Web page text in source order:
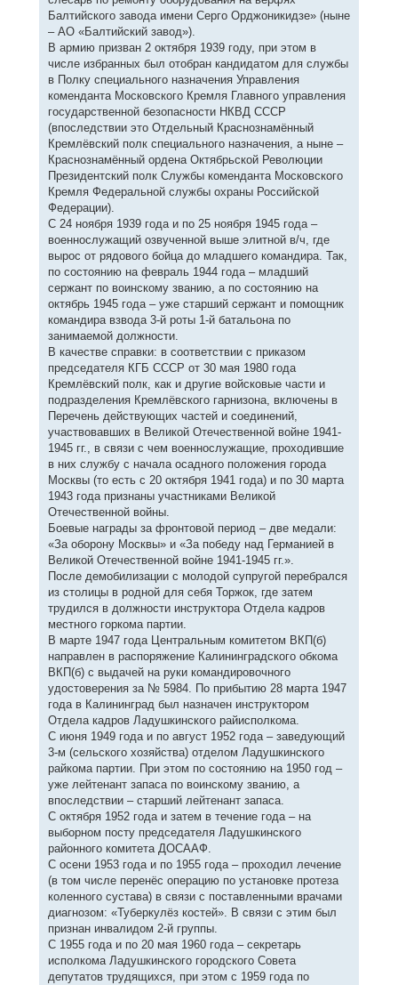
Балтийского завода имени Серго Орджоникидзе» (ныне
– АО «Балтийский завод»).
В армию призван 2 октября 1939 году, при этом в
числе избранных был отобран кандидатом для службы
в Полку специального назначения Управления
коменданта Московского Кремля Главного управления
государственной безопасности НКВД СССР
(впоследствии это Отдельный Краснознамённый
Кремлёвский полк специального назначения, а ныне –
Краснознамённый ордена Октябрьской Революции
Президентский полк Службы коменданта Московского
Кремля Федеральной службы охраны Российской
Федерации).
С 24 ноября 1939 года и по 25 ноября 1945 года –
военнослужащий озвученной выше элитной в/ч, где
вырос от рядового бойца до младшего командира. Так,
по состоянию на февраль 1944 года – младший
сержант по воинскому званию, а по состоянию на
октябрь 1945 года – уже старший сержант и помощник
командира взвода 3-й роты 1-й батальона по
занимаемой должности.
В качестве справки: в соответствии с приказом
председателя КГБ СССР от 30 мая 1980 года
Кремлёвский полк, как и другие войсковые части и
подразделения Кремлёвского гарнизона, включены в
Перечень действующих частей и соединений,
участвовавших в Великой Отечественной войне 1941-
1945 гг., в связи с чем военнослужащие, проходившие
в них службу с начала осадного положения города
Москвы (то есть с 20 октября 1941 года) и по 30 марта
1943 года признаны участниками Великой
Отечественной войны.
Боевые награды за фронтовой период – две медали:
«За оборону Москвы» и «За победу над Германией в
Великой Отечественной войне 1941-1945 гг.».
После демобилизации с молодой супругой перебрался
из столицы в родной для себя Торжок, где затем
трудился в должности инструктора Отдела кадров
местного горкома партии.
В марте 1947 года Центральным комитетом ВКП(б)
направлен в распоряжение Калининградского обкома
ВКП(б) с выдачей на руки командировочного
удостоверения за № 5984. По прибытию 28 марта 1947
года в Калининград был назначен инструктором
Отдела кадров Ладушкинского райисполкома.
С июня 1949 года и по август 1952 года – заведующий
3-м (сельского хозяйства) отделом Ладушкинского
райкома партии. При этом по состоянию на 1950 год –
уже лейтенант запаса по воинскому званию, а
впоследствии – старший лейтенант запаса.
С октября 1952 года и затем в течение года – на
выборном посту председателя Ладушкинского
районного комитета ДОСААФ.
С осени 1953 года и по 1955 года – проходил лечение
(в том числе перенёс операцию по установке протеза
коленного сустава) в связи с поставленными врачами
диагнозом: «Туберкулёз костей». В связи с этим был
признан инвалидом 2-й группы.
С 1955 года и по 20 мая 1960 года – секретарь
исполкома Ладушкинского городского Совета
депутатов трудящихся, при этом с 1959 года по